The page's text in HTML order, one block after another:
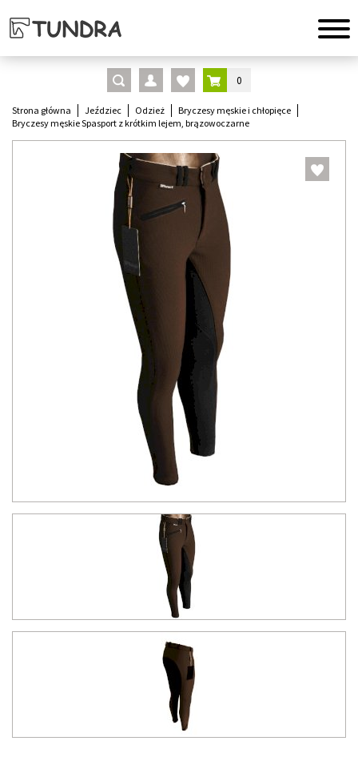
0
Strona główna Jeździec Odzież
Bryczesy męskie i chłopięce
Bryczesy męskie Spasport z krótkim lejem, brązowoczarne